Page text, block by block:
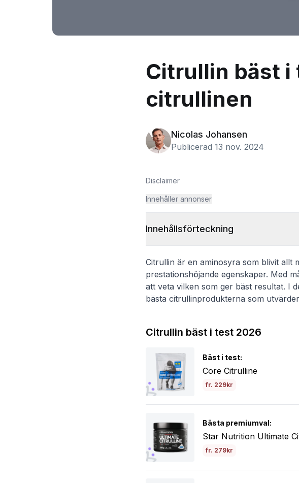
Citrullin bäst i
citrullinen
Nicolas Johansen
Publicerad 13 nov. 2024
Disclaimer
Innehåller annonser
Innehållsförteckning
Citrullin är en aminosyra som blivit allt
prestationshöjande egenskaper. Med
att veta vilken som ger bäst resultat. I
bästa citrullinprodukterna som
Citrullin bäst i test 2026
Bäst i test:
Core Citrulline
fr. 229kr
Bästa premiumval:
Star Nutrition Ultimate
fr. 279kr